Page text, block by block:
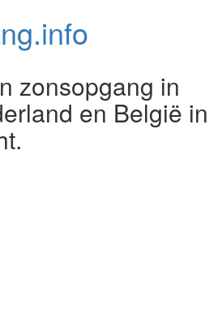
info
zonsopgang in
en België in